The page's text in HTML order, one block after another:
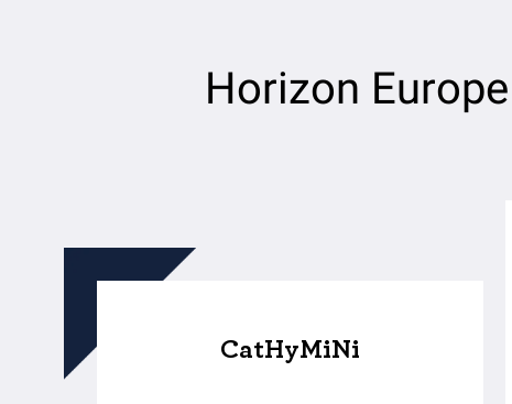
Horizon Europe
CatHyMiNi